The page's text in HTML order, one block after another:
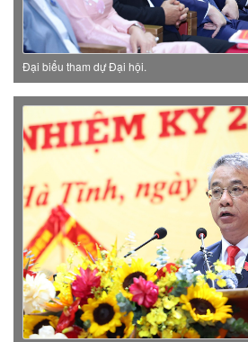
Đại biểu tham dự Đại hội.